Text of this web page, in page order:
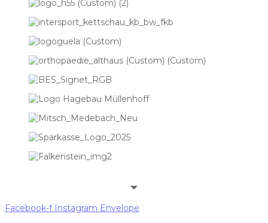
Facebook-f Instagram Envelope